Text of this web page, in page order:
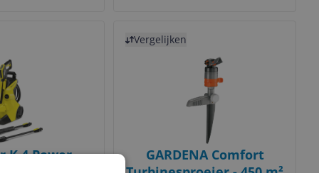
K 4 Power
Vergelijken
GARDENA Comfort